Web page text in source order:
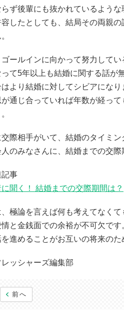
らず後輩にも抜かれているよう
したとしても、結局その両親
ゴールインに向かって努力して
って5年以上も結婚に関する話が
より結婚に対してシビアにな
が通じ合っていれば年数が経っ
際相手がいて、結婚のタイミ
のみなさんに、結婚までの交
事
に聞く！ 結婚までの交際期間は？
極論を言えば何も考えてなく
と金銭面での余裕が不可欠で
進めることがお互いの将来のた
ッシャーズ編集部
前へ